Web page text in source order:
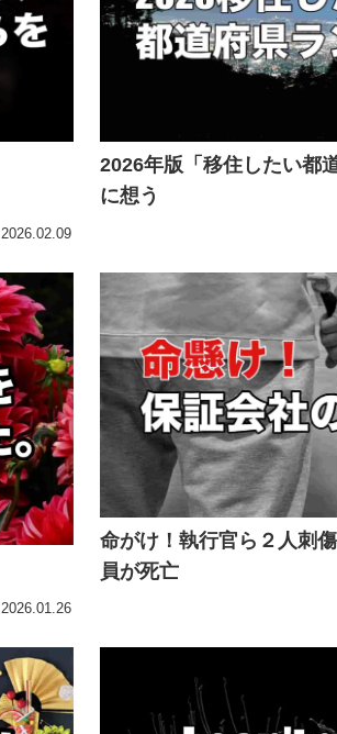
2026.02.09
2026年版「移住したい都
に想う
2026.01.26
命がけ！執行官ら２人刺
員が死亡